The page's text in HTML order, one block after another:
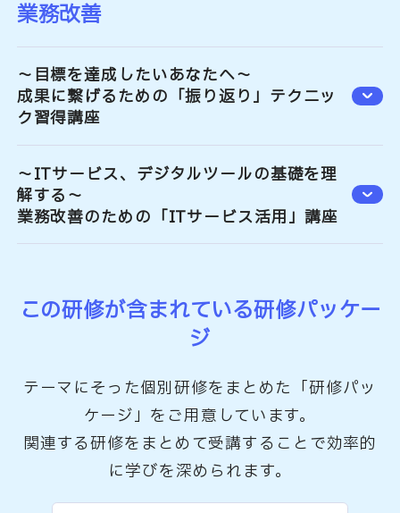
業務改善
～目標を達成したいあなたへ～
成果に繋げるための「振り返り」テクニッ
ク習得講座
～ITサービス、デジタルツールの基礎を理
解する～
業務改善のための「ITサービス活用」講座
この研修が含まれている研修パッケー
ジ
テーマにそった個別研修をまとめた「研修パッ
ケージ」をご用意しています。
関連する研修をまとめて受講することで効率的
に学びを深められます。